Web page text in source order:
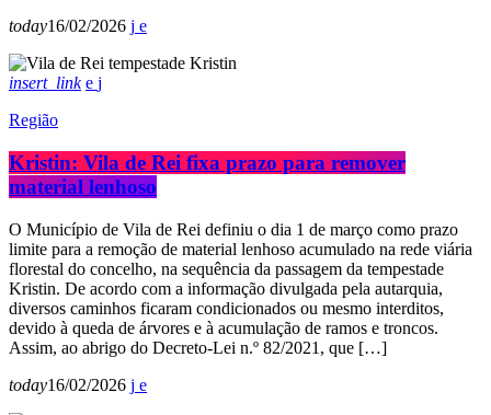
today16/02/2026
insert_link
Região
Kristin: Vila de Rei fixa prazo para remover
material lenhoso
O Município de Vila de Rei definiu o dia 1 de março como prazo
limite para a remoção de material lenhoso acumulado na rede viária
florestal do concelho, na sequência da passagem da tempestade
Kristin. De acordo com a informação divulgada pela autarquia,
diversos caminhos ficaram condicionados ou mesmo interditos,
devido à queda de árvores e à acumulação de ramos e troncos.
Assim, ao abrigo do Decreto-Lei n.º 82/2021, que […]
today16/02/2026